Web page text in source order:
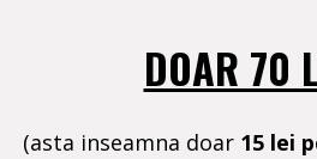
DOAR 70
(asta inseamna doar15 lei